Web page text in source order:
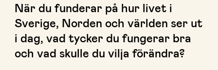
När du funderar på hur livet i
Sverige, Norden och världen ser ut
i dag, vad tycker du fungerar bra
och vad skulle du vilja förändra?